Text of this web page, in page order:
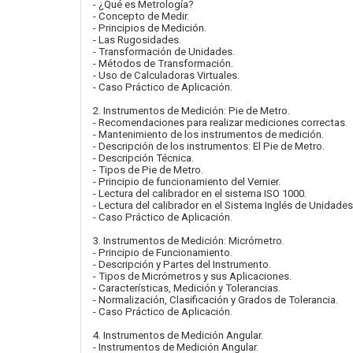
- ¿Qué es Metrología?
- Concepto de Medir.
- Principios de Medición.
- Las Rugosidades.
- Transformación de Unidades.
- Métodos de Transformación.
- Uso de Calculadoras Virtuales.
- Caso Práctico de Aplicación.
2. Instrumentos de Medición: Pie de Metro.
- Recomendaciones para realizar mediciones correctas.
- Mantenimiento de los instrumentos de medición.
- Descripción de los instrumentos: El Pie de Metro.
- Descripción Técnica.
- Tipos de Pie de Metro.
- Principio de funcionamiento del Vernier.
- Lectura del calibrador en el sistema ISO 1000.
- Lectura del calibrador en el Sistema Inglés de
- Caso Práctico de Aplicación.
3. Instrumentos de Medición: Micrómetro.
- Principio de Funcionamiento.
- Descripción y Partes del Instrumento.
- Tipos de Micrómetros y sus Aplicaciones.
- Características, Medición y Tolerancias.
- Normalización, Clasificación y Grados de Tolerancia.
- Caso Práctico de Aplicación.
4. Instrumentos de Medición Angular.
- Instrumentos de Medición Angular.